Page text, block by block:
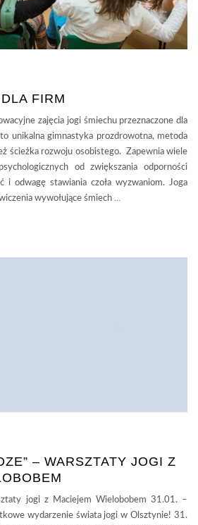
FIRM
zajęcia jogi śmiechu przeznaczone dla
unikalna gimnastyka prozdrowotna, metoda
ścieżka rozwoju osobistego. Zapewnia wiele
od zwiększania odporności
i odwagę stawiania czoła wyzwaniom. Joga
wywołujące śmiech …
– WARSZTATY JOGI Z
jogi z Maciejem Wielobobem 31.01. –
wydarzenie świata jogi w Olsztynie! 31.